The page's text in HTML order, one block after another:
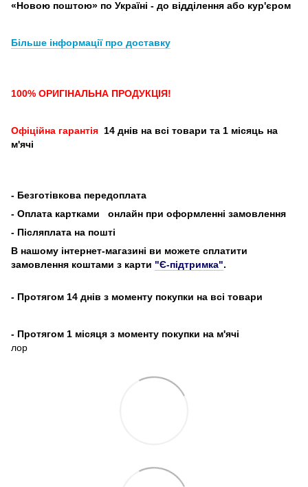
«Новою поштою» по Україні - до відділення або кур'єром
Більше інформації про доставку
100% ОРИГІНАЛЬНА ПРОДУКЦІЯ!
Офіційна гарантія 14 днів на всі товари та 1 місяць на
м'ячі
- Безготівкова передоплата
- Оплата картками
онлайн при оформленні замовлення
- Післяплата на пошті
В нашому інтернет-магазині ви можете сплатити
замовлення коштами з карти "Є-підтримка".
- Протягом 14 днів з моменту покупки на всі товари
- Протягом 1 місяця з моменту покупки на м'ячі
лор